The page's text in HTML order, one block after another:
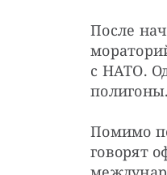
После
с НАТО.
полигоны.
Помимо
говорят